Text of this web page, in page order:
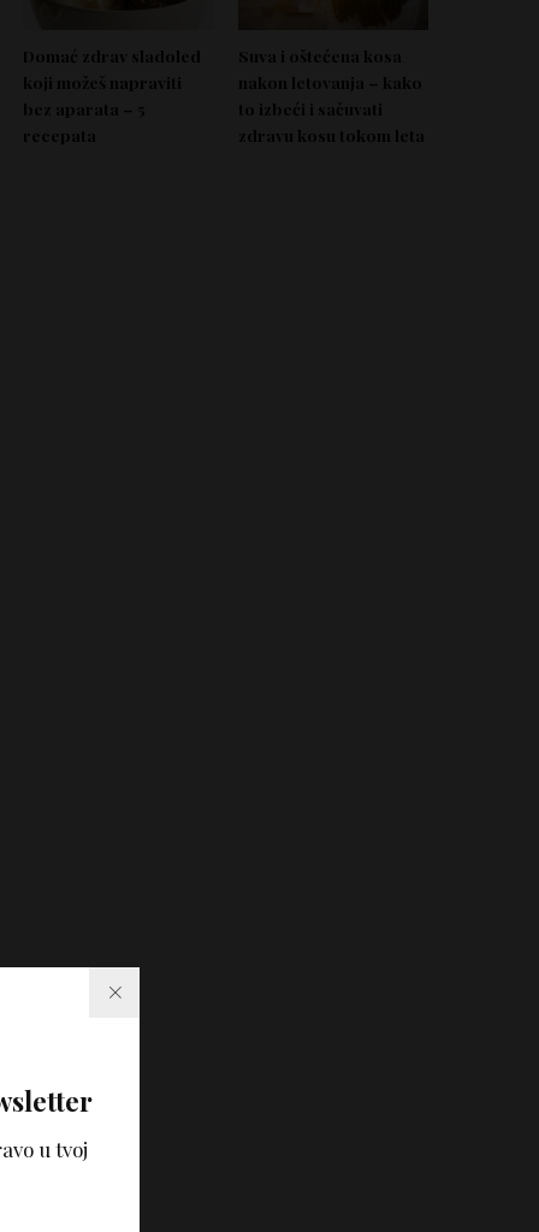
u tvoj
Domać zdrav sladoled
koji možeš napraviti
bez aparata – 5
recepata
Suva i oštećena kosa
nakon letovanja – kako
to izbeći i sačuvati
zdravu kosu tokom leta